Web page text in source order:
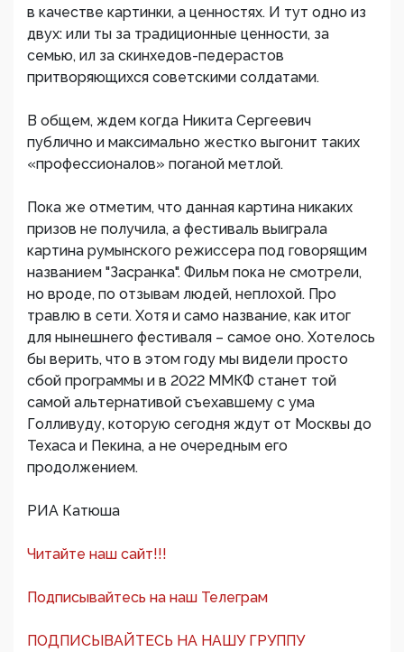
в качестве картинки, а ценностях. И тут одно из
двух: или ты за традиционные ценности, за
семью, ил за скинхедов-педерастов
притворяющихся советскими солдатами.
В общем, ждем когда Никита Сергеевич
публично и максимально жестко выгонит таких
«профессионалов» поганой метлой.
Пока же отметим, что данная картина никаких
призов не получила, а фестиваль выиграла
картина румынского режиссера под говорящим
названием "Засранка". Фильм пока не смотрели,
но вроде, по отзывам людей, неплохой. Про
травлю в сети. Хотя и само название, как итог
для нынешнего фестиваля – самое оно. Хотелось
бы верить, что в этом году мы видели просто
сбой программы и в 2022 ММКФ станет той
самой альтернативой съехавшему с ума
Голливуду, которую сегодня ждут от Москвы до
Техаса и Пекина, а не очередным его
продолжением.
РИА Катюша
Читайте наш сайт!!!
Подписывайтесь на наш Телеграм
ПОДПИСЫВАЙТЕСЬ НА НАШУ ГРУППУ